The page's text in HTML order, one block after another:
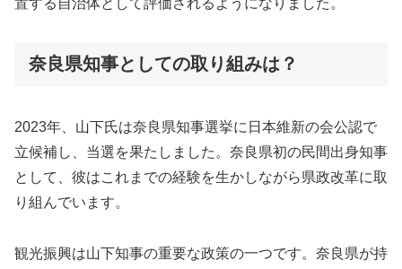
奈良県知事としての取り組みは？
2023年、山下氏は奈良県知事選挙に日本維新の会公認で
立候補し、当選を果たしました。奈良県初の民間出身知事
として、彼はこれまでの経験を生かしながら県政改革に取
り組んでいます。
観光振興は山下知事の重要な政策の一つです。奈良県が持